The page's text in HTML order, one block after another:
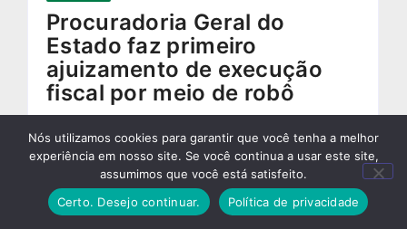
Procuradoria Geral do
Estado faz primeiro
ajuizamento de execução
fiscal por meio de robô
Nós utilizamos cookies para garantir que você tenha a melhor
experiência em nosso site. Se você continua a usar este site,
assumimos que você está satisfeito.
Certo. Desejo continuar.
Política de privacidade